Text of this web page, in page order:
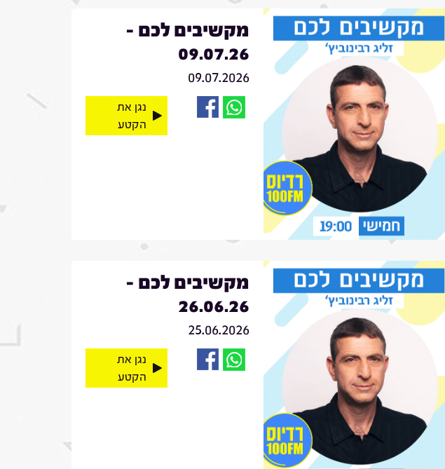
מקשיבים לכם -
09.07.26
09.07.2026
נגן את
הקטע
מקשיבים לכם -
26.06.26
25.06.2026
נגן את
הקטע